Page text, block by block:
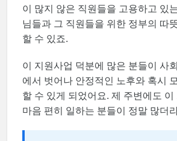
이 많지 않은 직원들을 고용하고 있
님들과 그 직원들을 위한 정부의 따
할 수 있죠.
이 지원사업 덕분에 많은 분들이 사
에서 벗어나 안정적인 노후와 혹시
할 수 있게 되었어요. 제 주변에도 이
마음 편히 일하는 분들이 정말 많더